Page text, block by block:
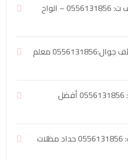
تركيب بديل الخشب الطائف ت: 0556131856 – الواح
بديل الرخام والخشب الطائف جوال:0556131856 معلم
تشطيب مباني الطائف ت : 0556131856 أفضل
مظلات كلادينج الطائف ت: 0556131856 حداد مظلات